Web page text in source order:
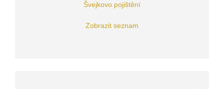
Švejkovo pojištění
Zobrazit seznam